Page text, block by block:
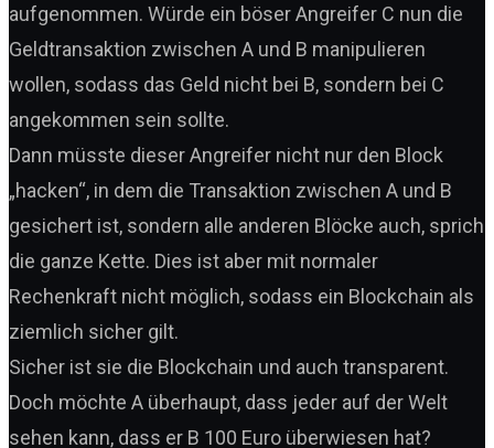
aufgenommen. Würde ein böser Angreifer C nun die
Geldtransaktion zwischen A und B manipulieren
wollen, sodass das Geld nicht bei B, sondern bei C
angekommen sein sollte.
Dann müsste dieser Angreifer nicht nur den Block
„hacken“, in dem die Transaktion zwischen A und B
gesichert ist, sondern alle anderen Blöcke auch, sprich
die ganze Kette. Dies ist aber mit normaler
Rechenkraft nicht möglich, sodass ein Blockchain als
ziemlich sicher gilt.
Sicher ist sie die Blockchain und auch transparent.
Doch möchte A überhaupt, dass jeder auf der Welt
sehen kann, dass er B 100 Euro überwiesen hat?